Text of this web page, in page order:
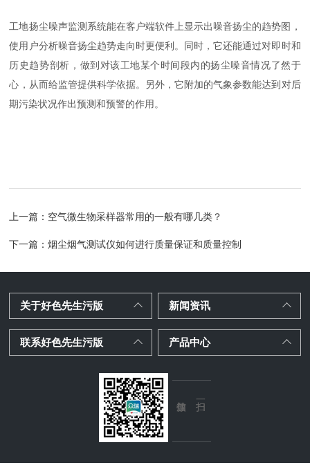
工地扬尘噪声监测系统能在客户端软件上显示出噪音扬尘的趋势图，
使用户分析噪音扬尘趋势走向时更便利。同时，它还能通过对即时和
历史趋势剖析，做到对该工地某个时间段内的扬尘噪音情况了然于
心，从而给监管提供科学依据。另外，它附加的气象参数能达到对后
期污染状况作出预测和预警的作用。
上一篇： 空气微生物采样器常用的一般有哪几类？
下一篇：烟尘烟气测试仪如何进行质量保证和质量控制
关于好色先生污版 新闻资讯
联系好色先生污版 产品中心